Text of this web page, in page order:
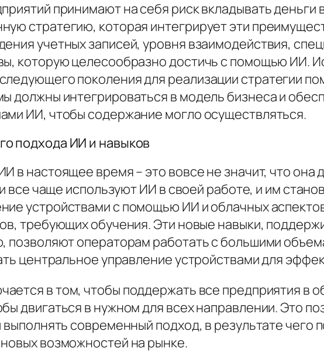
принимают на себя риск вкладывать
стратегию, которая интегрирует эти
учетных записей, уровня взаимодействия,
которую целесообразно достичь с помощью ИИ.
поколения для реализации стратегии
должны интегрироваться в модель бизнеса и
ИИ, чтобы содержание могло осуществляться.
подхода ИИ и навыков
в настоящее время – это вовсе не значит, что
все чаще используют ИИ в своей работе, и им
устройствами с помощью ИИ и облачных
требующих обучения. Эти новые навыки,
позволяют операторам работать с большими
центральное управление устройствами для
в том, чтобы поддержать все предприятия в
двигаться в нужном для всех направлении. Это
выполнять современный подход, в результате
возможностей на рынке.